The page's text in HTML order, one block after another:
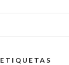
ETIQUETAS